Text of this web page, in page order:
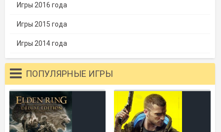
Игры 2016 года
Игры 2015 года
Игры 2014 года
ПОПУЛЯРНЫЕ ИГРЫ